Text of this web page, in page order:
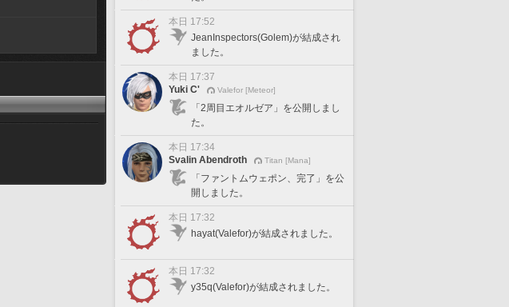
本日 17:52
JeanInspectors(Golem)が結成され
ました。
本日 17:37
Yuki C'
Valefor [Meteor]
「2周目エオルゼア」を公開しまし
た。
本日 17:34
Svalin Abendroth
Titan [Mana]
「ファントムウェポン、完了」を公
開しました。
本日 17:32
hayat(Valefor)が結成されました。
本日 17:32
y35q(Valefor)が結成されました。